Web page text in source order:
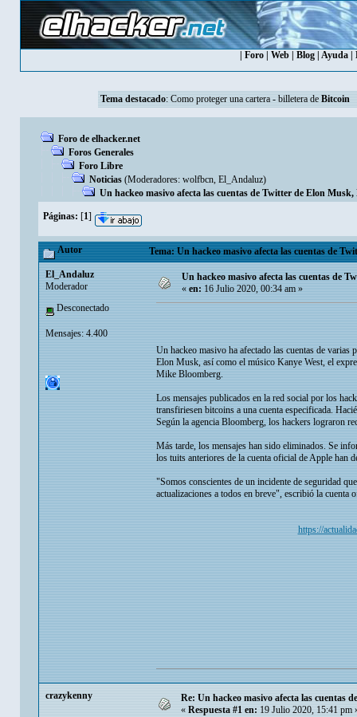
Foro Web Blog Ayuda
Tema destacado: Como proteger una cartera - billetera de Bitcoin
Foro de elhacker.net
Foros Generales
Foro Libre
Noticias (Moderadores: wolfbcn, El_Andaluz)
Un hackeo masivo afecta las cuentas de Twitter de Elon
Páginas: [1]
Autor Tema: Un hackeo masivo afecta las cuentas de
El_Andaluz
Moderador
Desconectado
Mensajes: 4.400
Un hackeo masivo afecta las cuentas de
«en:16 Julio 2020, 00:34 am »
Un hackeo masivo ha afectado las cuentas de
Elon Musk, así como el músico Kanye West, el
Mike Bloomberg.
Los mensajes publicados en la red social por los
transfiriesen bitcoins a una cuenta especificada.
Según la agencia Bloomberg, los hackers lograron
Más tarde, los mensajes han sido eliminados. Se
los tuits anteriores de la cuenta oficial de Apple han
"Somos conscientes de un incidente de seguridad
actualizaciones a todos en breve", escribió la cuenta
https://
crazykenny
Re: Un hackeo masivo afecta las cuentas
« Respuesta #1 en: 19 Julio 2020, 15:41 pm